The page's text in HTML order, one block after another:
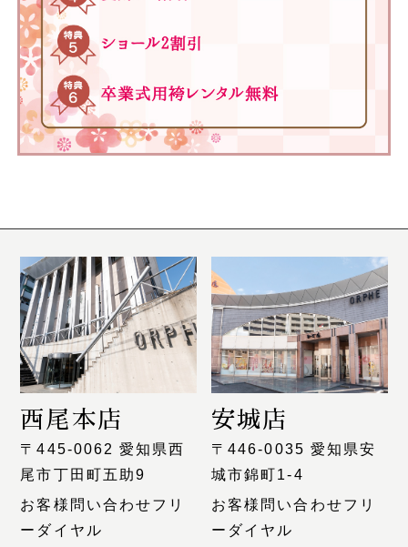
西尾本店
〒445-0062 愛知県西
尾市丁田町五助9
お客様問い合わせフリ
ーダイヤル
安城店
〒446-0035 愛知県安
城市錦町1-4
お客様問い合わせフリ
ーダイヤル